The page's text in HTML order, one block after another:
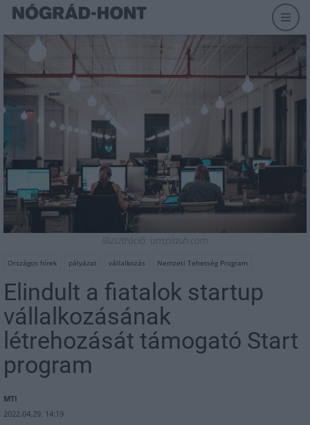
Illusztráció: unsplash.com
Országos hírek pályázat vállalkozás Nemzeti Tehetség Program
Elindult a fiatalok startup
vállalkozásának
létrehozását támogató Start
program
MTI
2022.04.29. 14:19